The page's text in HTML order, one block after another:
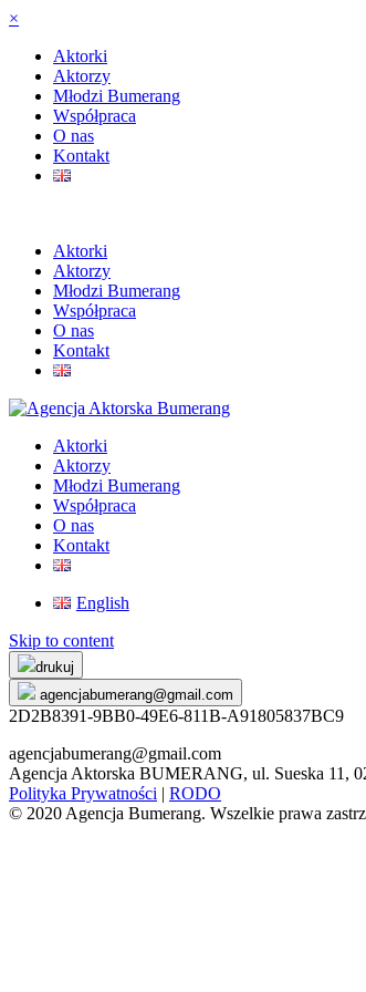
×
Aktorki
Aktorzy
Młodzi Bumerang
Współpraca
O nas
Kontakt
Aktorki
Aktorzy
Młodzi Bumerang
Współpraca
O nas
Kontakt
Aktorki
Aktorzy
Młodzi Bumerang
Współpraca
O nas
Kontakt
English
Skip to content
drukuj
agencjabumerang@gmail.com
2D2B8391-9BB0-49E6-811B-A91805837BC9
agencjabumerang@gmail.com
Agencja Aktorska BUMERANG, ul. Sueska 11,
Polityka Prywatności | RODO
© 2020 Agencja Bumerang. Wszelkie prawa